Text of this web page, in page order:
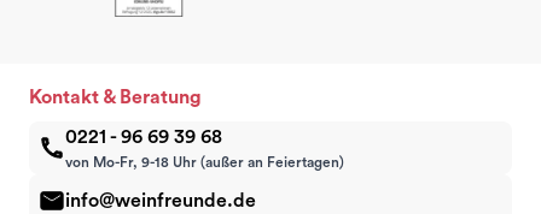
Kontakt & Beratung
0221 - 96 69 39 68
von Mo-Fr, 9-18 Uhr (außer an Feiertagen)
info@weinfreunde.de